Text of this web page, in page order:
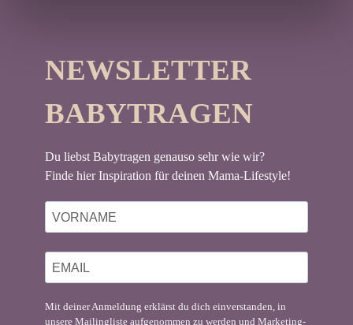
NEWSLETTER
BABYTRAGEN
Du liebst Babytragen genauso sehr wie wir?
Finde hier Inspiration für deinen Mama-Lifestyle!
Mit deiner Anmeldung erklärst du dich einverstanden, in
unsere Mailingliste aufgenommen zu werden und Marketing-